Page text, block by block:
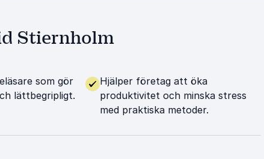
Stiernholm
som gör
lättbegripligt.
Hjälper företag att öka
produktivitet och minska stress
med praktiska metoder.